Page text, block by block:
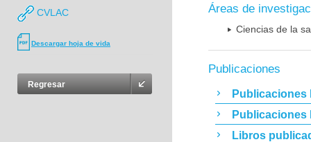
CVLAC
Descargar hoja de vida
Regresar
Áreas de
Ciencias de la
Publicaciones
Publicaciones
Publicaciones
Libros